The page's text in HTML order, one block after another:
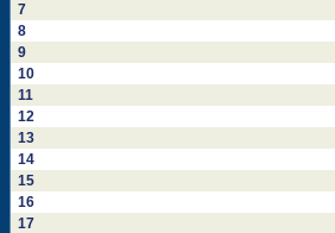
7
8
9
10
11
12
13
14
15
16
17